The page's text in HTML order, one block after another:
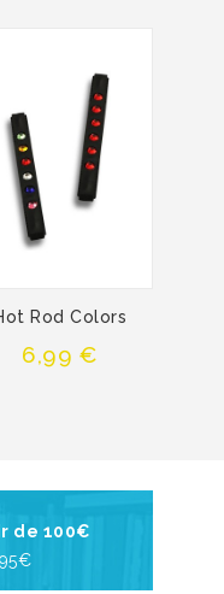
Rod Colors
Precio
6,99 €
de 100€